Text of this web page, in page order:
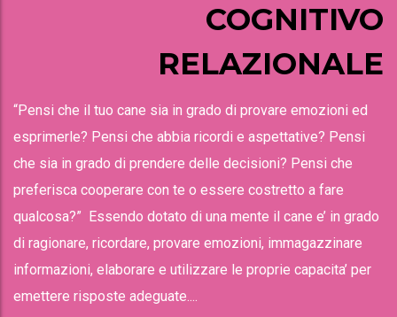
COGNITIVO
RELAZIONALE
“Pensi che il tuo cane sia in grado di provare emozioni ed
esprimerle? Pensi che abbia ricordi e aspettative? Pensi
che sia in grado di prendere delle decisioni? Pensi che
preferisca cooperare con te o essere costretto a fare
qualcosa?” Essendo dotato di una mente il cane e’ in grado
di ragionare, ricordare, provare emozioni, immagazzinare
informazioni, elaborare e utilizzare le proprie capacita’ per
emettere risposte adeguate....